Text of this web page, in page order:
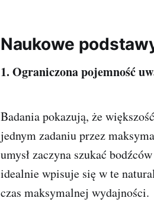
Naukowe
1. Ograniczona pojemność
Badania pokazują, że
jednym zadaniu przez
umysł zaczyna szukać
idealnie wpisuje się w te
czas maksymalnej wydajności.